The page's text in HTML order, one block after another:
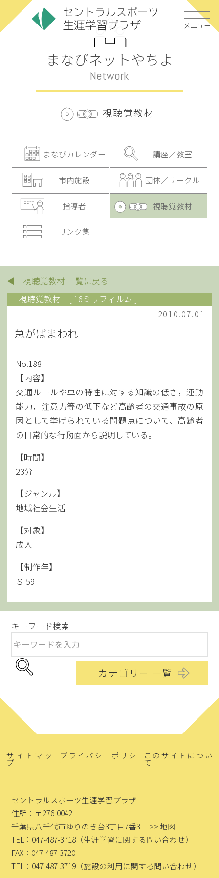
メニュー
まなびネットやちよ
Network
視聴覚教材
まなびカレンダー 講座／教室
市内施設 団体／サークル
指導者 視聴覚教材
リンク集
◀ 視聴覚教材 一覧に戻る
視聴覚教材
[ 16ミリフィルム ]
2010.07.01
急がばまわれ
No.188
【内容】
交通ルールや車の特性に対する知識の低さ，運動
能力，注意力等の低下など高齢者の交通事故の原
因として挙げられている問題点について、高齢者
の日常的な行動面から説明している。
【時間】
23分
【ジャンル】
地域社会生活
【対象】
成人
【制作年】
Ｓ 59
キーワード検索
カテゴリー 一覧
サイトマッ
プ
プライバシーポリシ
ー
このサイトについ
て
セントラルスポーツ生涯学習プラザ
住所：〒276-0042
千葉県八千代市ゆりのき台3丁目7番3
>> 地図
TEL：047-487-3718 （生涯学習に関する問い合わせ）
FAX：047-487-3720
TEL：047-487-3719 （施設の利用に関する問い合わせ）